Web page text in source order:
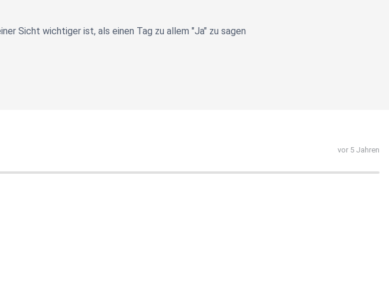
Sicht wichtiger ist, als einen Tag zu allem "Ja" zu sagen
vor 5 Jahren